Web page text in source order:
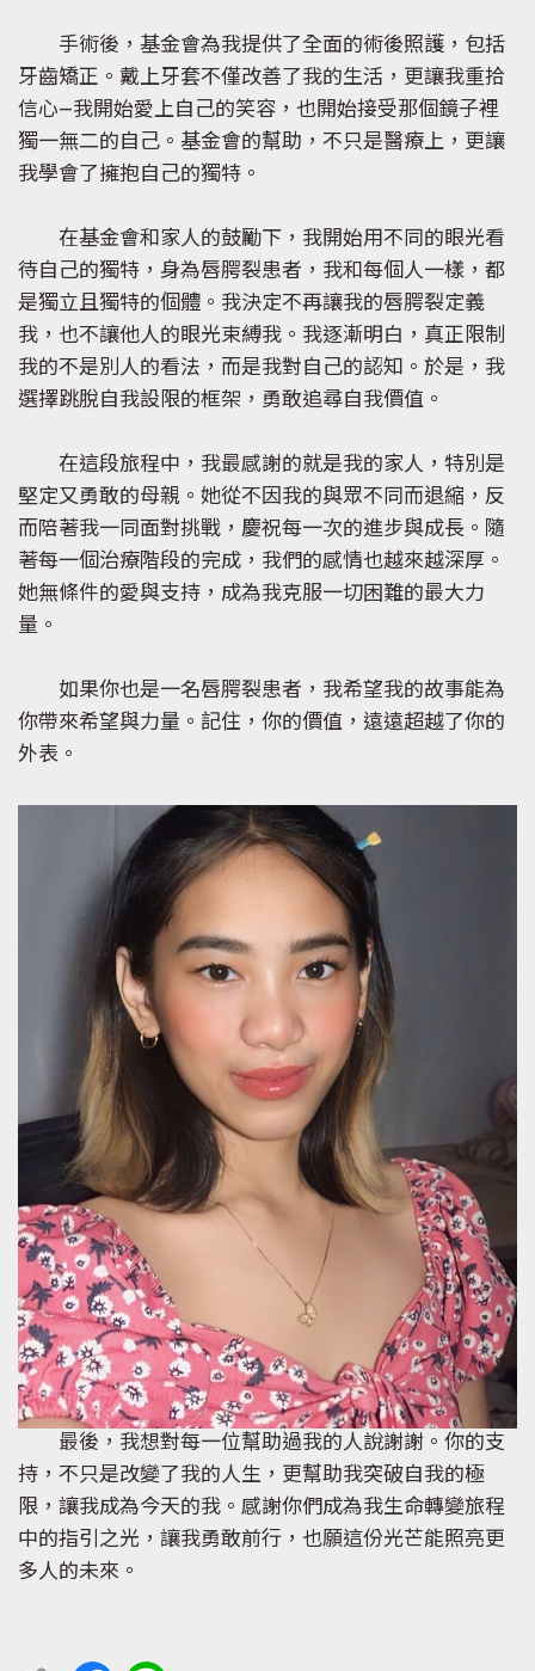
手術後，基金會為我提供了全面的術後照護，包括
牙齒矯正。戴上牙套不僅改善了我的生活，更讓我重拾
信心—我開始愛上自己的笑容，也開始接受那個鏡子裡
獨一無二的自己。基金會的幫助，不只是醫療上，更讓
我學會了擁抱自己的獨特。
在基金會和家人的鼓勵下，我開始用不同的眼光看
待自己的獨特，身為唇腭裂患者，我和每個人一樣，都
是獨立且獨特的個體。我決定不再讓我的唇腭裂定義
我，也不讓他人的眼光束縛我。我逐漸明白，真正限制
我的不是別人的看法，而是我對自己的認知。於是，我
選擇跳脫自我設限的框架，勇敢追尋自我價值。
在這段旅程中，我最感謝的就是我的家人，特別是
堅定又勇敢的母親。她從不因我的與眾不同而退縮，反
而陪著我一同面對挑戰，慶祝每一次的進步與成長。隨
著每一個治療階段的完成，我們的感情也越來越深厚。
她無條件的愛與支持，成為我克服一切困難的最大力
量。
如果你也是一名唇腭裂患者，我希望我的故事能為
你帶來希望與力量。記住，你的價值，遠遠超越了你的
外表。
最後，我想對每一位幫助過我的人說謝謝。你的支
持，不只是改變了我的人生，更幫助我突破自我的極
限，讓我成為今天的我。感謝你們成為我生命轉變旅程
中的指引之光，讓我勇敢前行，也願這份光芒能照亮更
多人的未來。